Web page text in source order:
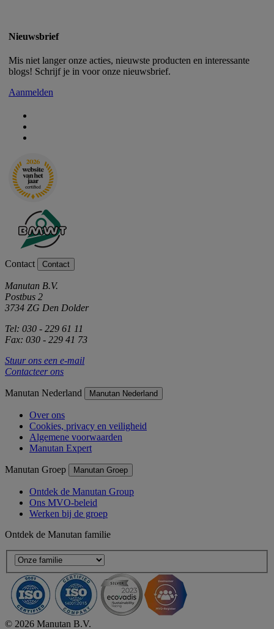
Nieuwsbrief
Mis niet langer onze acties, nieuwste producten en interessante
blogs! Schrijf je in voor onze nieuwsbrief.
Aanmelden
Contact Contact
Manutan B.V.
Postbus 2
3734 ZG Den Dolder
Tel: 030 - 229 61 11
Fax: 030 - 229 41 73
Stuur ons een e-mail
Contacteer ons
Manutan Nederland Manutan Nederland
Over ons
Cookies, privacy en veiligheid
Algemene voorwaarden
Manutan Expert
Manutan Groep Manutan Groep
Ontdek de Manutan Group
Ons MVO-beleid
Werken bij de groep
Ontdek de Manutan familie
© 2026 Manutan B.V.